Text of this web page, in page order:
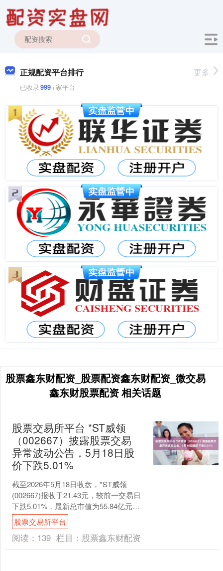
正规配资平台排行
已收录999+家平台
更多
股票鑫东财配资_股票配资鑫东财配资_微交易
鑫东财股票配资 相关话题
股票交易所平台 *ST威领
（002667）披露股票交易
异常波动公告，5月18日股
价下跌5.01%
截至2026年5月18日收盘，*ST威领
(002667)报收于21.43元，较前一交易日
下跌5.01%，最新总市值为55.84亿元。
该股当日开盘21.43元，最....
股票交易所平台
阅读： 139 栏目： 股票鑫东财配资